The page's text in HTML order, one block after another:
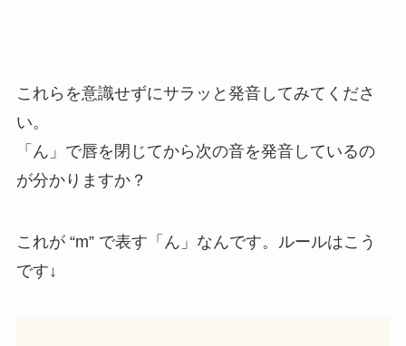
これらを意識せずにサラッと発音してみてくださ
い。
「ん」で唇を閉じてから次の音を発音しているの
が分かりますか？
これが “m” で表す「ん」なんです。ルールはこう
です↓